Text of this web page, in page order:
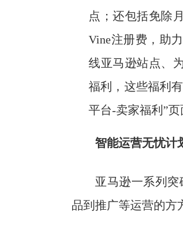
点；还包括免除
Vine注册费，助
线亚马逊站点、
福利，这些福利
平台-卖家福利”页
智能运营无忧计
亚马逊一系列
品到推广等运营的方